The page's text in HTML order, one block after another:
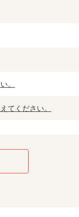
。
てください。